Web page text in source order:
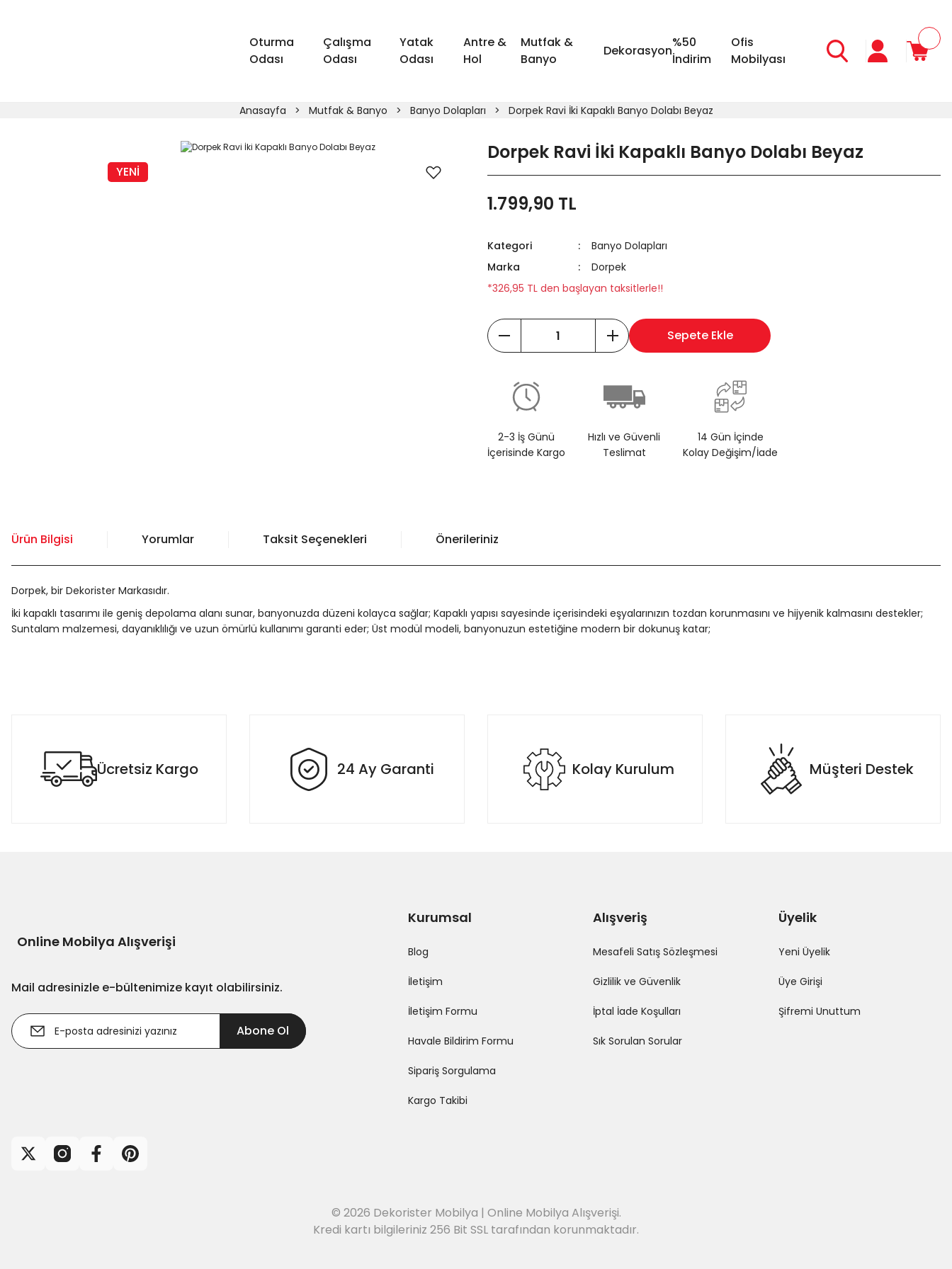
Oturma
Odası
Çalışma
Odası
Yatak
Odası
Antre &
Hol
Mutfak &
Banyo
Dekorasyon
%50
İndirim
Ofis
Mobilyası
Anasayfa Mutfak & Banyo Banyo Dolapları Dorpek Ravi İki Kapaklı Banyo Dolabı Beyaz
YENİ
Dorpek Ravi İki Kapaklı Banyo Dolabı Beyaz
1.799,90 TL
Kategori
Banyo Dolapları
Marka
Dorpek
*326,95 TL den başlayan taksitlerle!!
Sepete Ekle
2-3 İş Günü
İçerisinde Kargo
Hızlı ve Güvenli
Teslimat
14 Gün İçinde
Kolay Değişim/İade
Ürün Bilgisi Yorumlar Taksit Seçenekleri Önerileriniz
Dorpek, bir Dekorister Markasıdır.
İki kapaklı tasarımı ile geniş depolama alanı sunar, banyonuzda düzeni kolayca sağlar; Kapaklı yapısı sayesinde içerisindeki eşyalarınızın tozdan korunmasını ve hijyenik kalmasını destekler;
Suntalam malzemesi, dayanıklılığı ve uzun ömürlü kullanımı garanti eder; Üst modül modeli, banyonuzun estetiğine modern bir dokunuş katar;
Ürün bilgilerinde hatalar bulunuyor.
Ürün fiyatı diğer sitelerden daha pahalı.
Ücretsiz Kargo 24 Ay Garanti Kolay Kurulum Müşteri Destek
Online Mobilya Alışverişi
Mail adresinizle e-bültenimize kayıt olabilirsiniz.
Abone Ol
Kurumsal
Blog
İletişim
İletişim Formu
Havale Bildirim Formu
Sipariş Sorgulama
Kargo Takibi
Alışveriş
Mesafeli Satış Sözleşmesi
Gizlilik ve Güvenlik
İptal İade Koşulları
Sık Sorulan Sorular
Üyelik
Yeni Üyelik
Üye Girişi
Şifremi Unuttum
© 2026 Dekorister Mobilya | Online Mobilya Alışverişi.
Kredi kartı bilgileriniz 256 Bit SSL tarafından korunmaktadır.